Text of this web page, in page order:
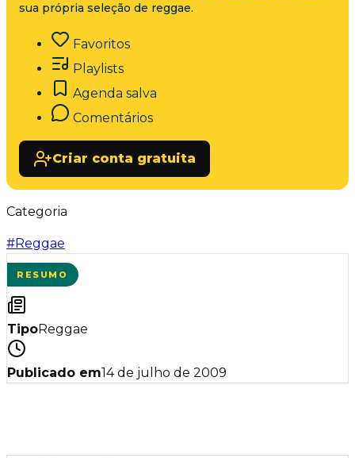
sua própria seleção de reggae.
Favoritos
Playlists
Agenda salva
Comentários
Criar conta gratuita
Categoria
#Reggae
RESUMO
TipoReggae
Publicado em14 de julho de 2009